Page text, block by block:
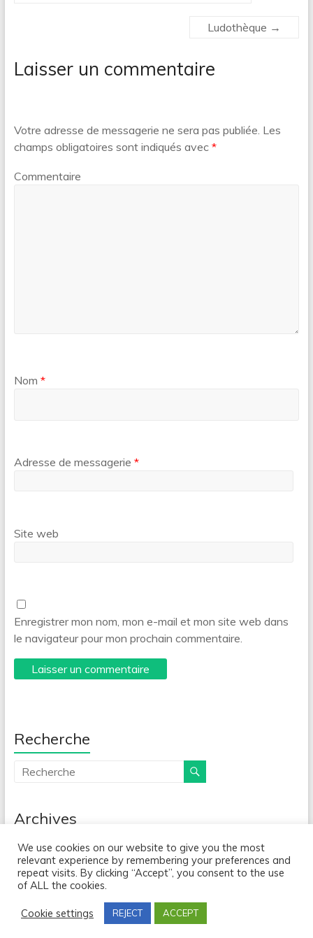
Ludothèque →
Laisser un commentaire
Votre adresse de messagerie ne sera pas publiée. Les
champs obligatoires sont indiqués avec *
Commentaire
Nom *
Adresse de messagerie *
Site web
Enregistrer mon nom, mon e-mail et mon site web dans
le navigateur pour mon prochain commentaire.
Recherche
Archives
Archives
Graines de Savoirs. All rights reserved. Theme
Spaciousby ThemeGrill. Powered by:
We use cookies on our website to give you the most
relevant experience by remembering your preferences and
repeat visits. By clicking “Accept”, you consent to the use
of ALL the cookies.
Cookie settings REJECT ACCEPT